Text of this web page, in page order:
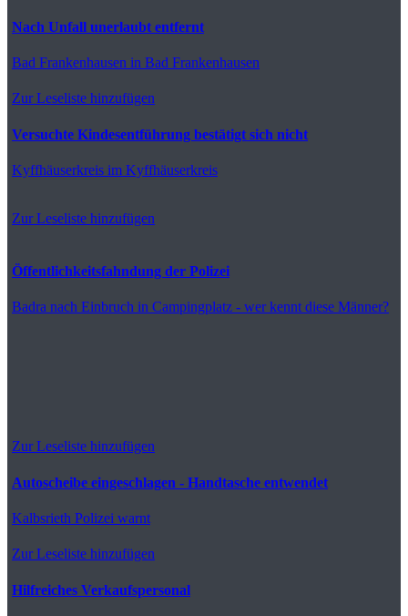
Nach Unfall unerlaubt entfernt
Bad Frankenhausen in Bad Frankenhausen
Zur Leseliste hinzufügen
Versuchte Kindesentführung bestätigt sich nicht
Kyffhäuserkreis im Kyffhäuserkreis
Zur Leseliste hinzufügen
Öffentlichkeitsfahndung der Polizei
Badra nach Einbruch in Campingplatz - wer kennt diese Männer?
Zur Leseliste hinzufügen
Autoscheibe eingeschlagen - Handtasche entwendet
Kalbsrieth Polizei warnt
Zur Leseliste hinzufügen
Hilfreiches Verkaufspersonal